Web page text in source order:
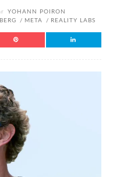
YOHANN POIRON
META REALITY LABS